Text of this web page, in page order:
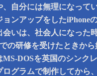
、自分には無理になって
ョンアップをしたiPhone
会いは、社会人になった
の研修を受けたときか
MS-DOSを英国のシンク
ログラムで制作してから